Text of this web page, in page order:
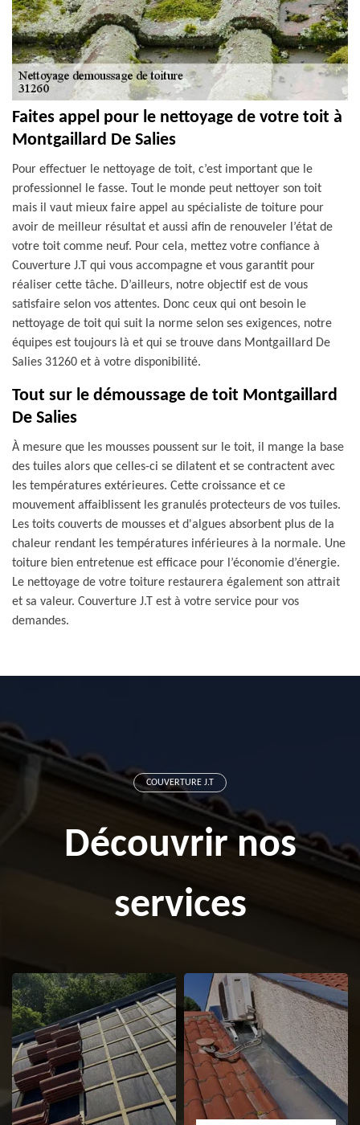
Faites appel pour le nettoyage de votre toit à
Montgaillard De Salies
Pour effectuer le nettoyage de toit, c’est important que le
professionnel le fasse. Tout le monde peut nettoyer son toit
mais il vaut mieux faire appel au spécialiste de toiture pour
avoir de meilleur résultat et aussi afin de renouveler l’état de
votre toit comme neuf. Pour cela, mettez votre confiance à
Couverture J.T qui vous accompagne et vous garantit pour
réaliser cette tâche. D’ailleurs, notre objectif est de vous
satisfaire selon vos attentes. Donc ceux qui ont besoin le
nettoyage de toit qui suit la norme selon ses exigences, notre
équipes est toujours là et qui se trouve dans Montgaillard De
Salies 31260 et à votre disponibilité.
Tout sur le démoussage de toit Montgaillard
De Salies
À mesure que les mousses poussent sur le toit, il mange la base
des tuiles alors que celles-ci se dilatent et se contractent avec
les températures extérieures. Cette croissance et ce
mouvement affaiblissent les granulés protecteurs de vos tuiles.
Les toits couverts de mousses et d'algues absorbent plus de la
chaleur rendant les températures inférieures à la normale. Une
toiture bien entretenue est efficace pour l’économie d’énergie.
Le nettoyage de votre toiture restaurera également son attrait
et sa valeur. Couverture J.T est à votre service pour vos
demandes.
COUVERTURE J.T
Découvrir nos
services